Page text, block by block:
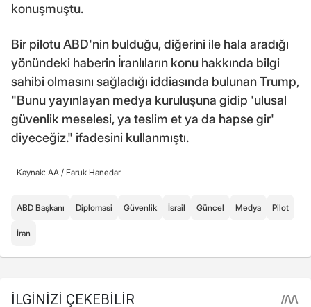
konuşmuştu.
Bir pilotu ABD'nin bulduğu, diğerini ile hala aradığı
yönündeki haberin İranlıların konu hakkında bilgi
sahibi olmasını sağladığı iddiasında bulunan Trump,
"Bunu yayınlayan medya kuruluşuna gidip 'ulusal
güvenlik meselesi, ya teslim et ya da hapse gir'
diyeceğiz." ifadesini kullanmıştı.
Kaynak: AA / Faruk Hanedar
ABD Başkanı Diplomasi Güvenlik İsrail Güncel Medya Pilot
İran